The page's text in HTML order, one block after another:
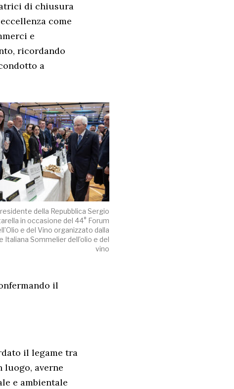
di chiusura
come
e
ricordando
a
della Repubblica Sergio
in occasione del 44° Forum
e del Vino organizzato dalla
Italiana Sommelier dell’olio e del
vino
il
il legame tra
averne
e ambientale